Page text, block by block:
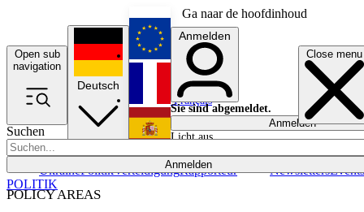
Ga naar de hoofdinhoud
Open sub
navigation
Close menu
Suchen
Anmelden
POLICY AREAS
UkrainePolitikVerteidigungRapporteur NewslettersEvents
Deutsch
English
Français
Anmelden
Sie sind abgemeldet.
Anmelden
Licht aus
POLITIK